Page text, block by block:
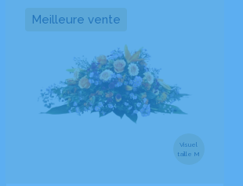
Meilleure vente
Visuel
taille M